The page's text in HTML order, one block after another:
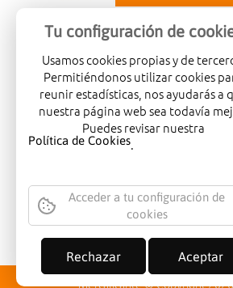
Carretera de Madrid Km. 4,
Administrativo, planta
966081001
Aviso legal Política de cookies
Política medioambiental
EMPRESA CERTIFICADA
Mercalicante © Copyright
Tu configuración de
Usamos cookies propias y de
Permitiéndonos utilizar cookies
reunir estadísticas, nos ayudarás a
nuestra página web sea todavía
Puedes revisar nuestra
Política de Cookies.
Acceder a tu configuración de
cookies
Rechazar Aceptar